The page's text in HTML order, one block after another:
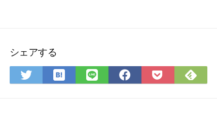
シェアする
Twitter
で
は
て
LINE
で
Facebook
で
Pocket
に
で